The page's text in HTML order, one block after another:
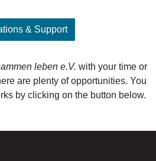
& Support
leben e.V. with your time or
are plenty of opportunities. You
by clicking on the button below.